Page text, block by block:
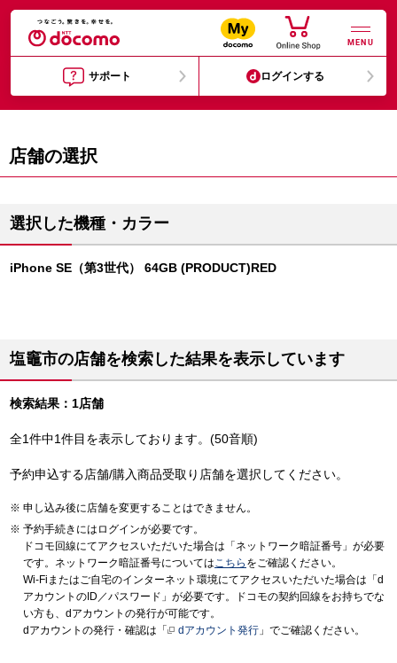
MENU
サポート ログインする
店舗の選択
選択した機種・カラー
iPhone SE（第3世代） 64GB (PRODUCT)RED
塩竈市の店舗を検索した結果を表示しています
検索結果：1店舗
全1件中1件目を表示しております。(50音順)
予約申込する店舗/購入商品受取り店舗を選択してください。
申し込み後に店舗を変更することはできません。
予約手続きにはログインが必要です。
ドコモ回線にてアクセスいただいた場合は「ネットワーク暗証番号」が必要
です。ネットワーク暗証番号についてはこちら をご確認ください。
Wi-Fiまたはご自宅のインターネット環境にてアクセスいただいた場合は「d
アカウントのID／パスワード」が必要です。ドコモの契約回線をお持ちでな
い方も、dアカウントの発行が可能です。
dアカウントの発行・確認は「
dアカウント発行 」でご確認ください。